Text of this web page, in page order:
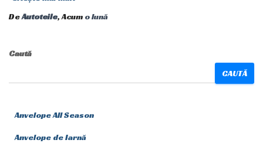
DeAutoteile, Acum o lună
Caută
CAUTĂ
Anvelope All Season
Anvelope de Iarnă